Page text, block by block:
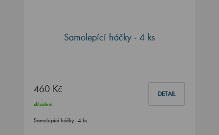
Samolepící háčky - 4 ks
460 Kč DETAIL
skladem
Samolepící háčky - 4 ks.